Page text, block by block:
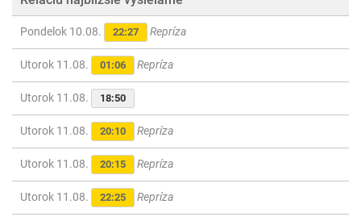
Pondelok 10.08. 22:27 Repríza
Utorok 11.08. 01:06 Repríza
Utorok 11.08. 18:50
Utorok 11.08. 20:10 Repríza
Utorok 11.08. 20:15 Repríza
Utorok 11.08. 22:25 Repríza